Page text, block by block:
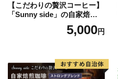
【こだわりの贅沢コーヒー】
「Sunny side」の自家焙煎珈
琲こまきブレンド（100g）
5,000円